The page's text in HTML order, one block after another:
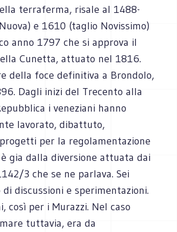
terraferma, risale al 1488-
e 1610 (taglio Novissimo)
anno 1797 che si approva il
Cunetta, attuato nel 1816.
della foce definitiva a Brondolo,
Dagli inizi del Trecento alla
i veneziani hanno
lavorato, dibattuto,
per la regolamentazione
gia dalla diversione attuata dai
3 che se ne parlava. Sei
di discussioni e sperimentazioni.
così per i Murazzi. Nel caso
tuttavia, era da